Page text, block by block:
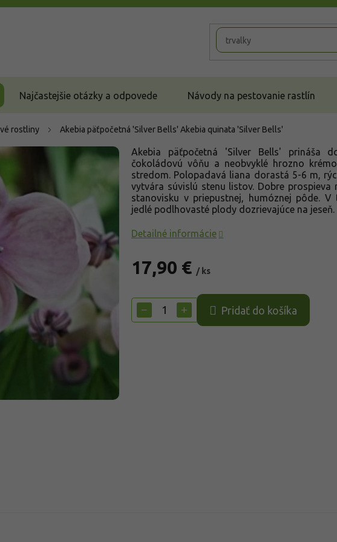
Najčastejšie otázky a odpovede Návody na pestovanie rastlín
rostliny Akebia päťpočetná 'Silver Bells' Akebia quinata 'Silver Bells'
17,90 € / ks
cena:
+
− Pridať do košíka
Akebia päťpočetná 'Silver Bells' prináša
čokoládovú vôňu a neobvyklé hrozno
stredom. Polopadavá liana dorastá 5-6 m,
vytvára súvislú stenu listov. Dobre
stanovisku v priepustnej, humóznej pôde.
jedlé podlhovasté plody dozrievajúce na jeseň.
Detailné informácie